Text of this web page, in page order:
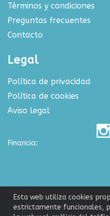
Términos y condiciones
Preguntas frecuentes
Contacto
Legal
Política de privacidad
Política de cookies
Aviso legal
Financia:
Esta web utiliza cookies
estrictamente funcionales,